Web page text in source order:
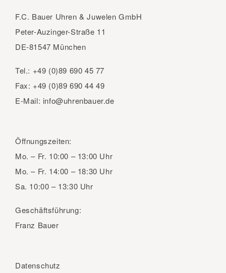
F.C. Bauer Uhren & Juwelen GmbH
Peter-Auzinger-Straße 11
DE-81547 München
Tel.: +49 (0)89 690 45 77
Fax: +49 (0)89 690 44 49
E-Mail: info@uhrenbauer.de
Öffnungszeiten:
Mo. – Fr. 10:00 – 13:00 Uhr
Mo. – Fr. 14:00 – 18:30 Uhr
Sa. 10:00 – 13:30 Uhr
Geschäftsführung:
Franz Bauer
Datenschutz